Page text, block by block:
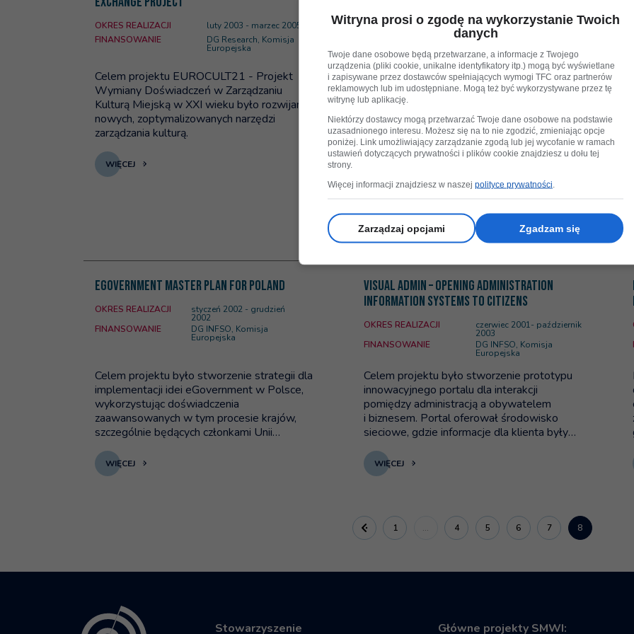
OKRES REALIZACJI
luty 2003 - marzec 2005
FINANSOWANIE
DG Research, Komisja
Europejska
Celem projektu EUROCULT21 - Projekt
Wymiany Doświadczeń w Zarządzaniu
Kulturą Miejską w XXI wieku było rozwijanie
nowych, zoptymalizowanych narzędzi
zarządzania kulturą.
WIĘCEJ
OKRES REALIZACJI sierpień 2002 - wrzesień
2003
Europejska
Głównym celem projektu było stworzenie
organizacji o europejskim zasięgu –
stowarzyszenia, działającej na styku inicjatyw
eGovernment, która stymuluje wykorzystanie
Internetu i technologii komunikacji oraz
informacji w tej dziedzinie.
eGovernment Master Plan for Poland
OKRES REALIZACJI styczeń 2002 - grudzień
2002
FINANSOWANIE
DG INFSO, Komisja
Europejska
Celem projektu było stworzenie strategii dla
implementacji idei eGovernment w Polsce,
wykorzystując doświadczenia
zaawansowanych w tym procesie krajów,
szczególnie będących członkami Unii
WIĘCEJ
Więcej na temat: eGovernment Master Plan for Poland
Visual Admin – Opening Administration
Information Systems to Citizens
OKRES REALIZACJI czerwiec 2001- październik
2003
FINANSOWANIE
DG INFSO, Komisja
Europejska
Celem projektu było stworzenie prototypu
innowacyjnego portalu dla interakcji
pomiędzy administracją a obywatelem
i biznesem. Portal oferował środowisko
sieciowe, gdzie informacje dla klienta były
dający całościowy wgląd do informacji, które
ich interesują i są dla nich ważne.
WIĘCEJ
Więcej na temat: Visual Admin – Opening Administration
poprzednia
1 … 4 5 6 7 8
Stowarzyszenie Główne projekty SMWI:
Witryna prosi o zgodę na wykorzystanie Twoich
danych
Twoje dane osobowe będą przetwarzane, a informacje z Twojego
urządzenia (pliki cookie, unikalne identyfikatory itp.) mogą być wyświetlane
i zapisywane przez dostawców spełniających wymogi TFC oraz partnerów
reklamowych lub im udostępniane. Mogą też być wykorzystywane przez tę
witrynę lub aplikację.
Niektórzy dostawcy mogą przetwarzać Twoje dane osobowe na podstawie
uzasadnionego interesu. Możesz się na to nie zgodzić, zmieniając opcje
poniżej. Link umożliwiający zarządzanie zgodą lub jej wycofanie w ramach
ustawień dotyczących prywatności i plików cookie znajdziesz u dołu tej
strony.
Więcej informacji znajdziesz w naszej polityce prywatności
Zarządzaj opcjami Zgadzam się